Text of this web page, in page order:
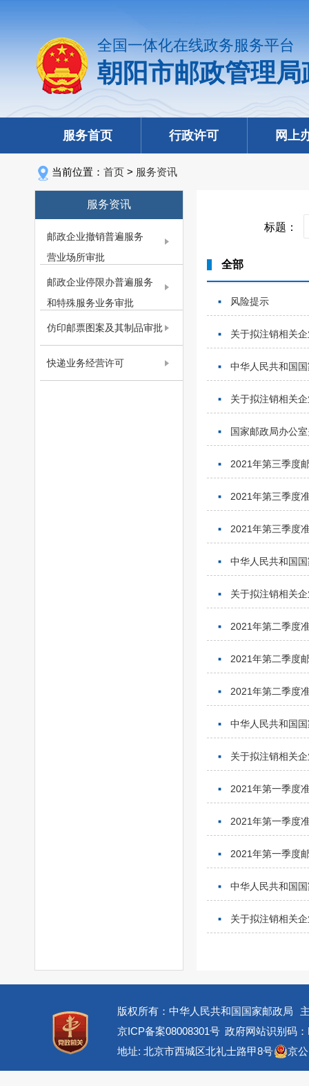
全国一体化在线政务服务平台
朝阳市邮政管理
服务首页 行政许可 网上
当前位置： 首页 > 服务资讯
服务资讯
邮政企业撤销普遍服务
营业场所审批
邮政企业停限办普遍服务
和特殊服务业务审批
仿印邮票图案及其制品审批
快递业务经营许可
标题：
全部
风险提示
关于拟注销相关
中华人民共和国
关于拟注销相关
国家邮政局办公
2021年第三季度
2021年第三季度
2021年第三季度
中华人民共和国
关于拟注销相关
2021年第二季度
2021年第二季度
2021年第二季度
中华人民共和国
关于拟注销相关
2021年第一季度
2021年第一季度
2021年第一季度
中华人民共和国
关于拟注销相关
版权所有：中华人民共和国国家邮政局
京ICP备案08008301号 政府网站识别码
地址: 北京市西城区北礼士路甲8号
京